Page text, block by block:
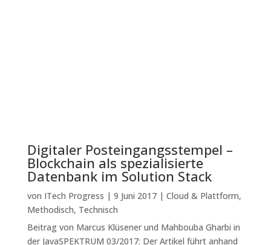
Digitaler Posteingangsstempel –
Blockchain als spezialisierte
Datenbank im Solution Stack
von ITech Progress | 9 Juni 2017| Cloud & Plattform,
Methodisch, Technisch
Beitrag von Marcus Klüsener und Mahbouba Gharbi in
der JavaSPEKTRUM 03/2017: Der Artikel führt anhand